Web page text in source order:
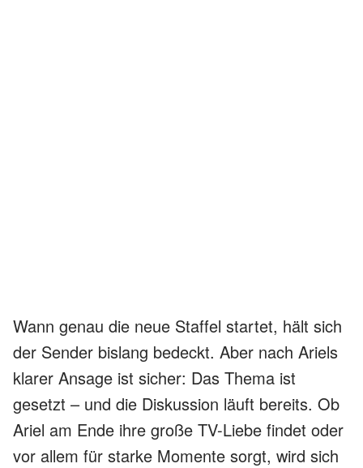
Wann genau die neue Staffel startet, hält sich
der Sender bislang bedeckt. Aber nach Ariels
klarer Ansage ist sicher: Das Thema ist
gesetzt – und die Diskussion läuft bereits. Ob
Ariel am Ende ihre große TV-Liebe findet oder
vor allem für starke Momente sorgt, wird sich